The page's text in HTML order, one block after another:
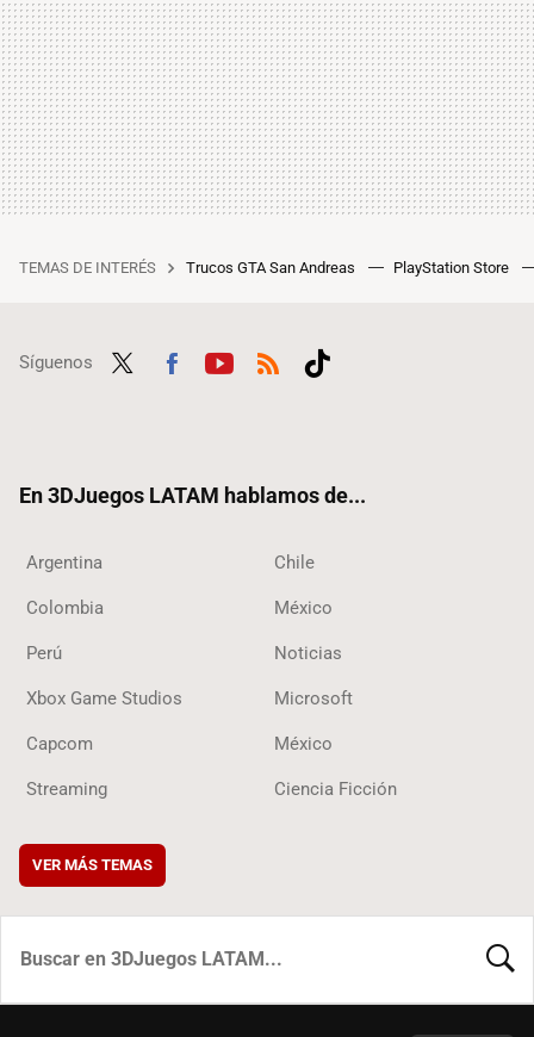
TEMAS DE INTERÉS Trucos GTA San Andreas PlayStation Store
Síguenos
En 3DJuegos LATAM hablamos de...
Argentina Chile
Colombia México
Perú Noticias
Xbox Game Studios Microsoft
Capcom México
Streaming Ciencia Ficción
VER MÁS TEMAS